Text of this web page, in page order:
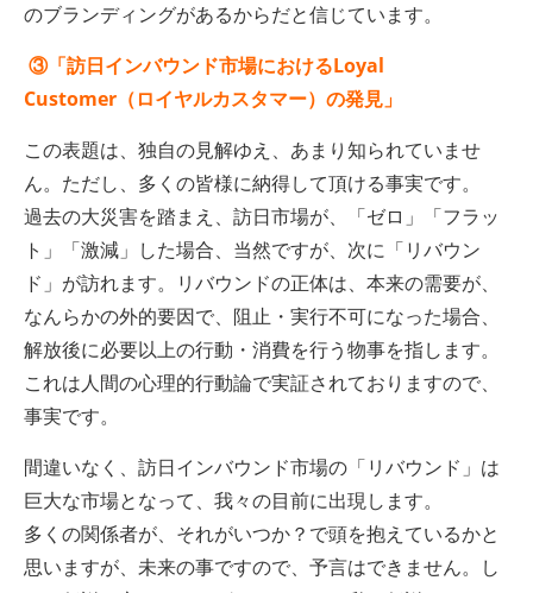
のブランディングがあるからだと信じています。
③「訪日インバウンド市場におけるLoyal
Customer（ロイヤルカスタマー）の発見」
この表題は、独自の見解ゆえ、あまり知られていませ
ん。ただし、多くの皆様に納得して頂ける事実です。
過去の大災害を踏まえ、訪日市場が、「ゼロ」「フラッ
ト」「激減」した場合、当然ですが、次に「リバウン
ド」が訪れます。リバウンドの正体は、本来の需要が、
なんらかの外的要因で、阻止・実行不可になった場合、
解放後に必要以上の行動・消費を行う物事を指します。
これは人間の心理的行動論で実証されておりますので、
事実です。
間違いなく、訪日インバウンド市場の「リバウンド」は
巨大な市場となって、我々の目前に出現します。
多くの関係者が、それがいつか？で頭を抱えているかと
思いますが、未来の事ですので、予言はできません。し